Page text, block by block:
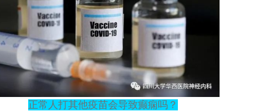
正常人打其他疫苗会导致癫痫吗？